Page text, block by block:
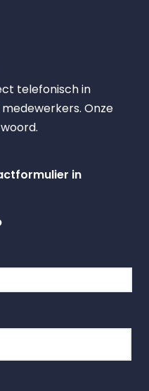
telefonisch in
Onze
in